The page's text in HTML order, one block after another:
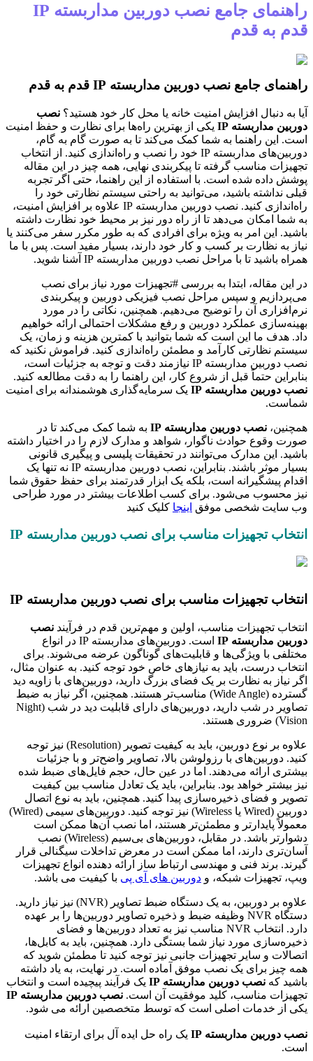
راهنمای جامع نصب دوربین مداربسته IP
قدم به قدم
راهنمای جامع نصب دوربین مداربسته IP قدم به قدم
آیا به دنبال افزایش امنیت خانه یا محل کار خود هستید؟ نصب
دوربین مداربسته IP
یکی از بهترین راه‌ها برای نظارت و حفظ امنیت
است. این راهنما به شما کمک می‌کند تا به صورت گام به گام،
دوربین‌های مداربسته IP خود را نصب و راه‌اندازی کنید. از انتخاب
تجهیزات مناسب گرفته تا پیکربندی نهایی، همه چیز در این مقاله
پوشش داده شده است. با استفاده از این راهنما، حتی اگر تجربه
قبلی نداشته باشید، می‌توانید به راحتی سیستم نظارتی خود را
راه‌اندازی کنید. نصب دوربین مداربسته IP علاوه بر افزایش امنیت،
به شما امکان می‌دهد تا از راه دور نیز بر محیط خود نظارت داشته
باشید. این امر به ویژه برای افرادی که به طور مکرر سفر می‌کنند یا
نیاز به نظارت بر کسب و کار خود دارند، بسیار مفید است. پس با ما
همراه باشید تا با مراحل نصب دوربین مداربسته IP آشنا شوید.
در این مقاله، ابتدا به بررسی #تجهیزات مورد نیاز برای نصب
می‌پردازیم و سپس مراحل نصب فیزیکی دوربین و پیکربندی
نرم‌افزاری آن را توضیح می‌دهیم. همچنین، نکاتی را در مورد
بهینه‌سازی عملکرد دوربین و رفع مشکلات احتمالی ارائه خواهیم
داد. هدف ما این است که شما بتوانید با کمترین هزینه و زمان، یک
سیستم نظارتی کارآمد و مطمئن راه‌اندازی کنید. فراموش نکنید که
نصب دوربین مداربسته IP نیازمند دقت و توجه به جزئیات است،
بنابراین حتماً قبل از شروع کار، این راهنما را به دقت مطالعه کنید.
نصب دوربین مداربسته IP
یک سرمایه‌گذاری هوشمندانه برای امنیت
شماست.
همچنین، نصب دوربین مداربسته IP
به شما کمک می‌کند تا در
صورت وقوع حوادث ناگوار، شواهد و مدارک لازم را در اختیار داشته
باشید. این مدارک می‌توانند در تحقیقات پلیسی و پیگیری قانونی
بسیار موثر باشند. بنابراین، نصب دوربین مداربسته IP نه تنها یک
اقدام پیشگیرانه است، بلکه یک ابزار قدرتمند برای حفظ حقوق شما
نیز محسوب می‌شود. برای کسب اطلاعات بیشتر در مورد طراحی
وب سایت شخصی موفق اینجا کلیک کنید
انتخاب تجهیزات مناسب برای نصب دوربین مداربسته IP
انتخاب تجهیزات مناسب برای نصب دوربین مداربسته IP
انتخاب تجهیزات مناسب، اولین و مهم‌ترین قدم در فرآیند نصب
دوربین مداربسته IP
است. دوربین‌های مداربسته IP در انواع
مختلفی با ویژگی‌ها و قابلیت‌های گوناگون عرضه می‌شوند. برای
انتخاب درست، باید به نیازهای خاص خود توجه کنید. به عنوان مثال،
اگر نیاز به نظارت بر یک فضای بزرگ دارید، دوربین‌های با زاویه دید
گسترده (Wide Angle) مناسب‌تر هستند. همچنین، اگر نیاز به ضبط
تصاویر در شب دارید، دوربین‌های دارای قابلیت دید در شب (Night
Vision) ضروری هستند.
علاوه بر نوع دوربین، باید به کیفیت تصویر (Resolution) نیز توجه
کنید. دوربین‌های با رزولوشن بالا، تصاویر واضح‌تر و با جزئیات
بیشتری ارائه می‌دهند. اما در عین حال، حجم فایل‌های ضبط شده
نیز بیشتر خواهد بود. بنابراین، باید یک تعادل مناسب بین کیفیت
تصویر و فضای ذخیره‌سازی پیدا کنید. همچنین، باید به نوع اتصال
دوربین (Wired یا Wireless) نیز توجه کنید. دوربین‌های سیمی (Wired)
معمولاً پایدارتر و مطمئن‌تر هستند، اما نصب آن‌ها ممکن است
دشوارتر باشد. در مقابل، دوربین‌های بی‌سیم (Wireless) نصب
آسان‌تری دارند، اما ممکن است در معرض تداخلات سیگنالی قرار
گیرند. برند فنی و مهندسی ارتباط ساز ارائه دهنده انواع تجهیزات
ویپ، تجهیزات شبکه، و دوربین های آی پی با کیفیت می باشد.
علاوه بر دوربین، به یک دستگاه ضبط تصاویر (NVR) نیز نیاز دارید.
دستگاه NVR وظیفه ضبط و ذخیره تصاویر دوربین‌ها را بر عهده
دارد. انتخاب NVR مناسب نیز به تعداد دوربین‌ها و فضای
ذخیره‌سازی مورد نیاز شما بستگی دارد. همچنین، باید به کابل‌ها،
اتصالات و سایر تجهیزات جانبی نیز توجه کنید تا مطمئن شوید که
همه چیز برای یک نصب موفق آماده است. در نهایت، به یاد داشته
باشید که نصب دوربین مداربسته IP
یک فرآیند پیچیده است و انتخاب
تجهیزات مناسب، کلید موفقیت آن است. نصب دوربین مداربسته IP
یکی از خدمات اصلی است که توسط متخصصین ارائه می شود.
نصب دوربین مداربسته IP
یک راه حل ایده آل برای ارتقاء امنیت
است.